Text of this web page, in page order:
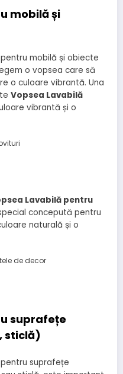
mobilă și
mobilă și obiecte
o vopsea care să
o culoare vibrantă. Una
Vopsea Lavabilă
vibrantă și o
Lavabilă pentru
concepută pentru
naturală și o
de decor
suprafețe
sticlă)
suprafețe